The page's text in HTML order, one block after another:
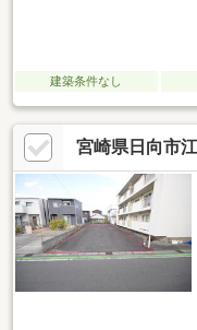
建築条件なし
宮崎県日向市